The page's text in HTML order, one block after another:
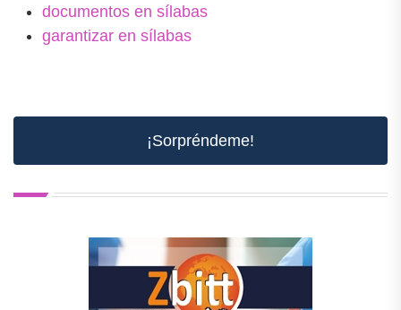
documentos en sílabas
garantizar en sílabas
¡Sorpréndeme!